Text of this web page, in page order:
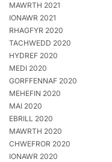
MAWRTH 2021
IONAWR 2021
RHAGFYR 2020
TACHWEDD 2020
HYDREF 2020
MEDI 2020
GORFFENNAF 2020
MEHEFIN 2020
MAI 2020
EBRILL 2020
MAWRTH 2020
CHWEFROR 2020
IONAWR 2020